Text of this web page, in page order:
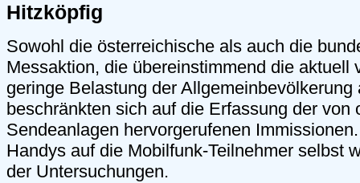
Hitzköpfig
Sowohl die österreichische als auch die
Messaktion, die übereinstimmend die aktuell
geringe Belastung der Allgemeinbevölkerung
beschränkten sich auf die Erfassung der von
Sendeanlagen hervorgerufenen
Handys auf die Mobilfunk-Teilnehmer selbst
der Untersuchungen.